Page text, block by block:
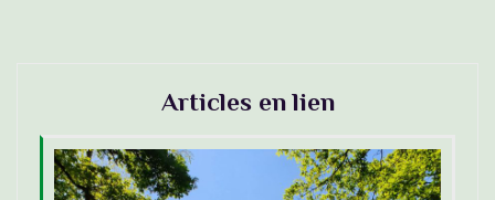
Articles en lien